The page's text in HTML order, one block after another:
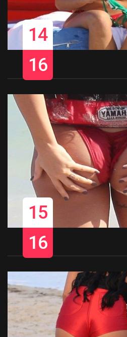
14
16
15
16